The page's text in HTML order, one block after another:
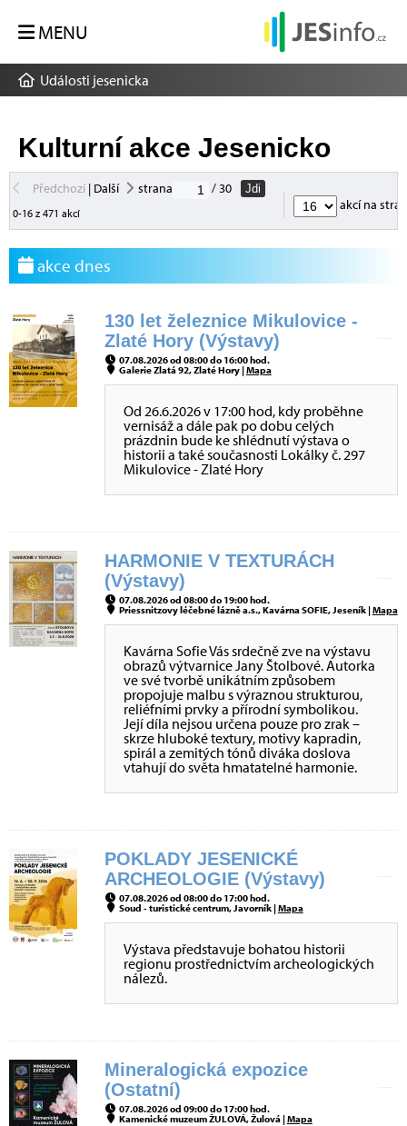
MENU
Události jesenicka
Kulturní akce Jesenicko
Předchozí| Další strana / 30
Jdi
0-16 z 471 akcí
akcí na
akce dnes
130 let železnice Mikulovice -
Zlaté Hory (Výstavy)
07.08.2026 od 08:00 do 16:00 hod.
Galerie Zlatá 92, Zlaté Hory |Mapa
Od 26.6.2026 v 17:00 hod, kdy proběhne
vernisáž a dále pak po dobu celých
prázdnin bude ke shlédnutí výstava o
historii a také současnosti Lokálky č. 297
Mikulovice - Zlaté Hory
HARMONIE V TEXTURÁCH
(Výstavy)
07.08.2026 od 08:00 do 19:00 hod.
Priessnitzovy léčebné lázně a.s., Kavárna SOFIE, Jeseník |Mapa
Kavárna Sofie Vás srdečně zve na výstavu
obrazů výtvarnice Jany Štolbové. Autorka
ve své tvorbě unikátním způsobem
propojuje malbu s výraznou strukturou,
reliéfními prvky a přírodní symbolikou.
Její díla nejsou určena pouze pro zrak –
skrze hluboké textury, motivy kapradin,
spirál a zemitých tónů diváka doslova
vtahují do světa hmatatelné harmonie.
POKLADY JESENICKÉ
ARCHEOLOGIE (Výstavy)
07.08.2026 od 08:00 do 17:00 hod.
Soud - turistické centrum, Javorník |Mapa
Výstava představuje bohatou historii
regionu prostřednictvím archeologických
nálezů.
Mineralogická expozice
(Ostatní)
07.08.2026 od 09:00 do 17:00 hod.
Kamenické muzeum ŽULOVÁ, Žulová |Mapa